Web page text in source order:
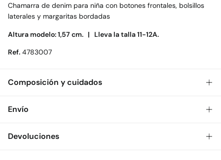
Chamarra de denim para niña con botones frontales, bolsillos
laterales y margaritas bordadas
Altura modelo: 1,57 cm. | Lleva la talla 11-12A.
Ref. 4783007
Composición y cuidados
Composición
Cuidados
Envío
Envío a tienda: 2-5 días.
Devoluciones